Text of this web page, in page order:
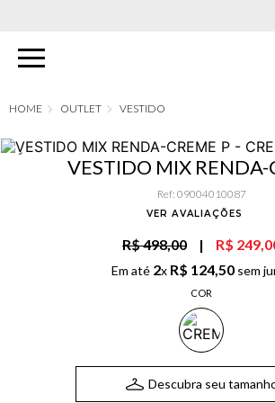
OUTLET VESTIDO
VESTIDO MIX RENDA-
Ref: 09004010087
VER AVALIAÇÕES
R$ 498,00 | R$
Em até 2x R$ 124,50 sem
COR
Descubra seu